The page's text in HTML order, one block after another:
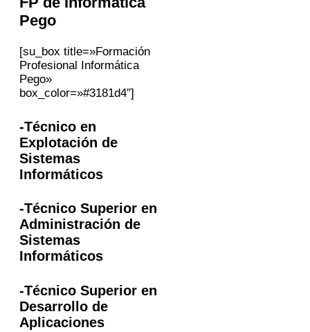
Pego
[su_box title=»Formación
Profesional Informática
Pego»
box_color=»#3181d4″]
-Técnico en
Explotación de
Sistemas
Informáticos
-Técnico Superior en
Administración de
Sistemas
Informáticos
-Técnico Superior en
Desarrollo de
Aplicaciones